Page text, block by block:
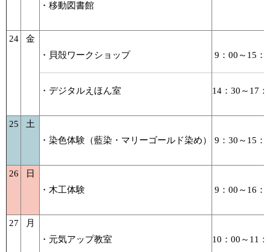
・移動図書館
24
金
・貝殻ワークショップ
・デジタルえほん室
9：00～15：
14：30～17：
25
土
・染色体験（藍染・マリーゴールド染め）
9：30～15：
26
日
・木工体験
9：00～16：
27
月
・元気アップ教室
10：00～11：